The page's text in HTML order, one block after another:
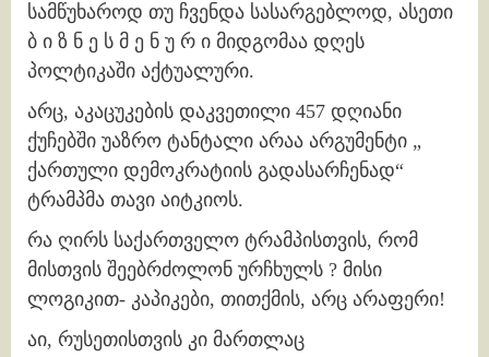
სამწუხაროდ თუ ჩვენდა სასარგებლოდ, ასეთი
ბ ი ზ ნ ე ს მ ე ნ უ რ ი მიდგომაა დღეს
პოლტიკაში აქტუალური.
არც, აკაცუკების დაკვეთილი 457 დღიანი
ქუჩებში უაზრო ტანტალი არაა არგუმენტი „
ქართული დემოკრატიის გადასარჩენად“
ტრამპმა თავი აიტკიოს.
რა ღირს საქართველო ტრამპისთვის, რომ
მისთვის შეებრძოლონ ურჩხულს ? მისი
ლოგიკით- კაპიკები, თითქმის, არც არაფერი!
აი, რუსეთისთვის კი მართლაც